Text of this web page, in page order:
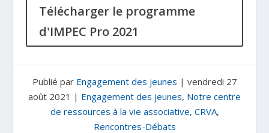
Télécharger le programme
d'IMPEC Pro 2021
Publié par Engagement des jeunes | vendredi 27
août 2021 | Engagement des jeunes, Notre centre
de ressources à la vie associative, CRVA,
Rencontres-Débats